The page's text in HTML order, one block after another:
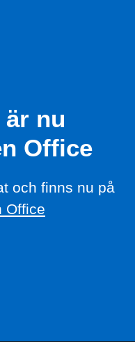
är nu
Office
och finns nu på
Office